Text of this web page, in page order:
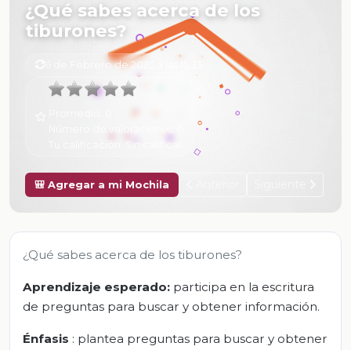
¿Qué sabes acerca de los
tiburones?
6 de Febrero de 2025 a las 15:33
Sin calificar
🎒 Agregar a mi Mochila
¿Qué sabes acerca de los tiburones?
Aprendizaje esperado: participa en la escritura
de preguntas para buscar y obtener información.
Énfasis : plantea preguntas para buscar y obtener